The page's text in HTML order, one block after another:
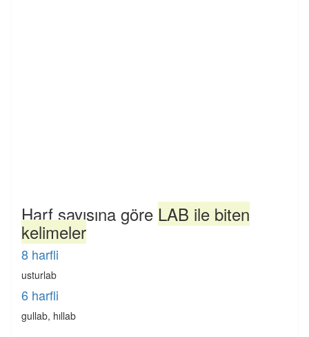
Harf sayısına göre LAB ile biten
kelimeler
8 harfli
usturlab
6 harfli
gullab, hıllab